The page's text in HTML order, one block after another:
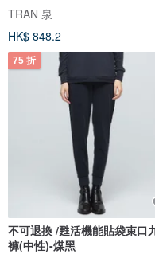
TRAN 泉
HK$ 848.2
75 折
不可退換 /甦活機能貼袋束口
褲(中性)-煤黑